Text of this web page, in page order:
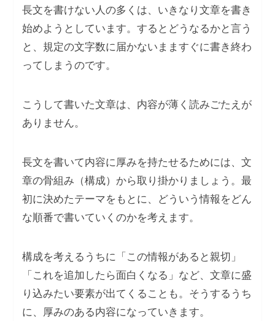
長文を書けない人の多くは、いきなり文章を書き
始めようとしています。するとどうなるかと言う
と、規定の文字数に届かないまますぐに書き終わ
ってしまうのです。
こうして書いた文章は、内容が薄く読みごたえが
ありません。
長文を書いて内容に厚みを持たせるためには、文
章の骨組み（構成）から取り掛かりましょう。最
初に決めたテーマをもとに、どういう情報をどん
な順番で書いていくのかを考えます。
構成を考えるうちに「この情報があると親切」
「これを追加したら面白くなる」など、文章に盛
り込みたい要素が出てくることも。そうするうち
に、厚みのある内容になっていきます。